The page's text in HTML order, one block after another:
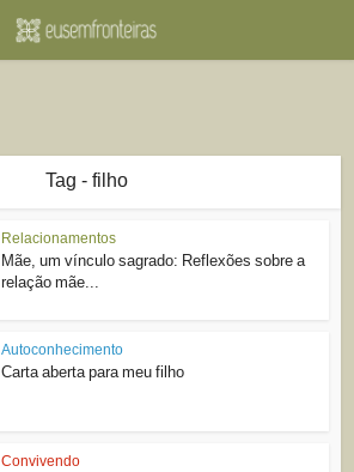
Tag - filho
Relacionamentos
Mãe, um vínculo sagrado: Reflexões sobre a
relação mãe...
Autoconhecimento
Carta aberta para meu filho
Convivendo